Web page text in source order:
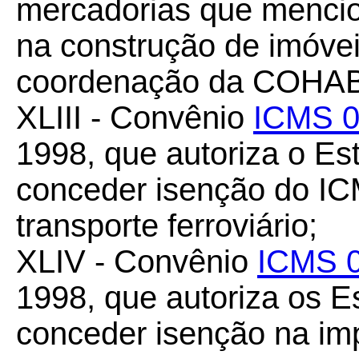
mercadorias que
na construção de
coordenação da
XLIII - Convênio ICMS
1998, que autoriza o
conceder isenção do
transporte ferroviário;
XLIV - Convênio ICMS
1998, que autoriza os
conceder isenção na